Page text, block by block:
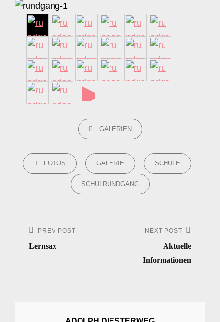
►
CATEGORIES
GALERIEN
TAGS,
FOTOS GALERIE SCHULE
SCHULRUNDGANG
Navigation
Previous
Post
PREV POST
Lernsax
NEXT POST
Aktuelle
Informationen